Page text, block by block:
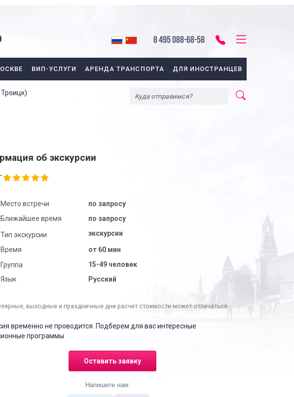
8 495 088-68-58
ВИП-УСЛУГИ АРЕНДА ТРАНСПОРТА ДЛЯ ИНОСТРАНЦЕВ
Троицк)
об экскурсии
Место встречи
по запросу
Ближайшее время
по запросу
Тип экскурсии экскурсии
Время
от 60 мин
Группа
15-49 человек
Язык
Русский
выходные и праздничные дни расчет стоимости может отличаться.
временно не проводится. Подберем для вас интересные
программы
Оставить заявку
Напишите нам: